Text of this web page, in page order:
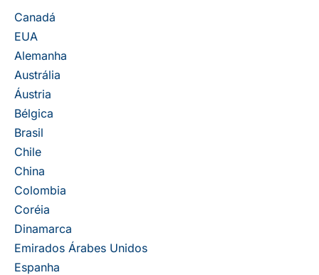
Canadá
EUA
Alemanha
Austrália
Áustria
Bélgica
Brasil
Chile
China
Colombia
Coréia
Dinamarca
Emirados Árabes Unidos
Espanha